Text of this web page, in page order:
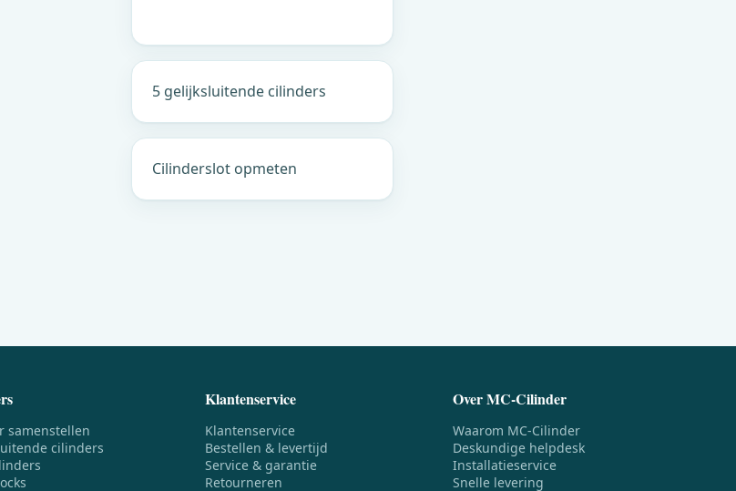
5 gelijksluitende cilinders
Cilinderslot opmeten
samenstellen
cilinders
Klantenservice
Klantenservice
Bestellen & levertijd
Service & garantie
Retourneren
Over MC-Cilinder
Waarom MC-Cilinder
Deskundige helpdesk
Installatieservice
Snelle levering